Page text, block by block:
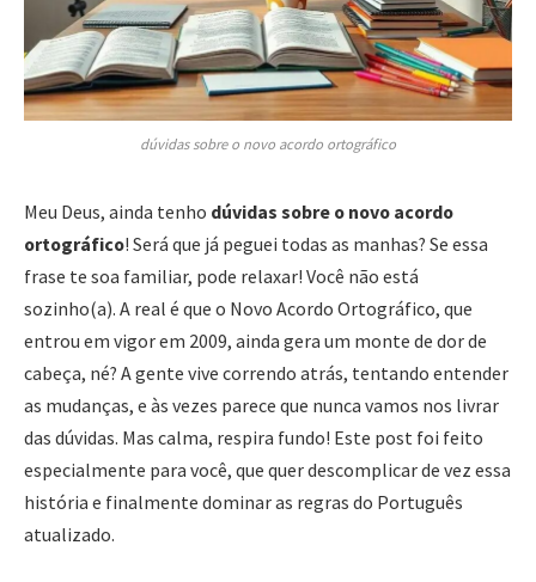
dúvidas sobre o novo acordo ortográfico
Meu Deus, ainda tenho dúvidas sobre o novo acordo
ortográfico! Será que já peguei todas as manhas? Se essa
frase te soa familiar, pode relaxar! Você não está
sozinho(a). A real é que o Novo Acordo Ortográfico, que
entrou em vigor em 2009, ainda gera um monte de dor de
cabeça, né? A gente vive correndo atrás, tentando entender
as mudanças, e às vezes parece que nunca vamos nos livrar
das dúvidas. Mas calma, respira fundo! Este post foi feito
especialmente para você, que quer descomplicar de vez essa
história e finalmente dominar as regras do Português
atualizado.